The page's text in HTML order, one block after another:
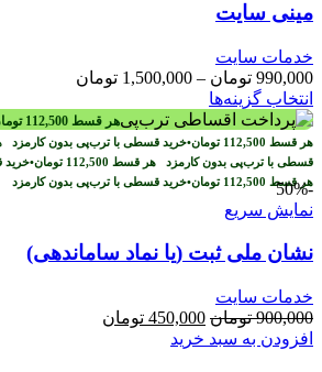
مینی سایت
خدمات سایت
990,000 تومان –
1,500,000 تومان
تا
1,500,000 تومان
انتخاب گزینه‌ها
محصول
دارای
انواع
مختلفی
گزینه
ها
در
صفحه
هر قسط 112,500
هر قسط 112,500 تومان•خرید قسطی با ترب‌پی بدون کارمزد
قسطی با ترب‌پی بدون کارمزد هر قسط 112,500 تومان•خرید
هر قسط 112,500 تومان•خرید قسطی با ترب‌پی بدون کارمزد
-50%
نمایش سریع
نشان ملی ثبت (یا نماد ساماندهی)
خدمات سایت
900,000 تومان قیمت
اصلی
450,000 تومان
افزودن به سبد خرید